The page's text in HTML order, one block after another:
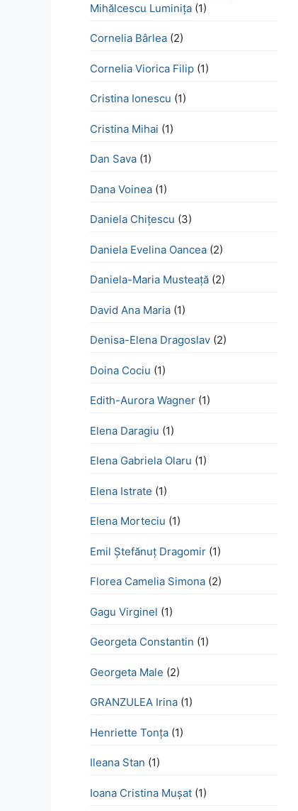
Mihălcescu Luminița (1)
Cornelia Bârlea (2)
Cornelia Viorica Filip (1)
Cristina Ionescu (1)
Cristina Mihai (1)
Dan Sava (1)
Dana Voinea (1)
Daniela Chițescu (3)
Daniela Evelina Oancea (2)
Daniela-Maria Musteață (2)
David Ana Maria (1)
Denisa-Elena Dragoslav (2)
Doina Cociu (1)
Edith-Aurora Wagner (1)
Elena Daragiu (1)
Elena Gabriela Olaru (1)
Elena Istrate (1)
Elena Morteciu (1)
Emil Ștefănuț Dragomir (1)
Florea Camelia Simona (2)
Gagu Virginel (1)
Georgeta Constantin (1)
Georgeta Male (2)
GRANZULEA Irina (1)
Henriette Tonţa (1)
Ileana Stan (1)
Ioana Cristina Mușat (1)